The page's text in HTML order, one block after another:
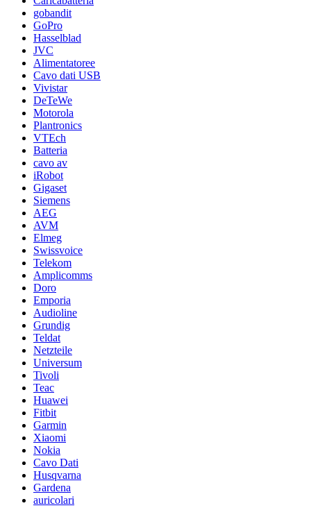
gobandit
GoPro
Hasselblad
JVC
Alimentatoree
Cavo dati USB
Vivistar
DeTeWe
Motorola
Plantronics
VTEch
Batteria
cavo av
iRobot
Gigaset
Siemens
AEG
AVM
Elmeg
Swissvoice
Telekom
Amplicomms
Doro
Emporia
Audioline
Grundig
Teldat
Netzteile
Universum
Tivoli
Teac
Huawei
Fitbit
Garmin
Xiaomi
Nokia
Cavo Dati
Husqvarna
Gardena
auricolari